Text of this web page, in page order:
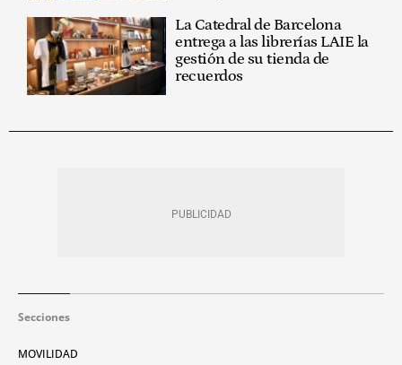
La Catedral de Barcelona
entrega a las librerías LAIE la
gestión de su tienda de
recuerdos
Secciones
MOVILIDAD